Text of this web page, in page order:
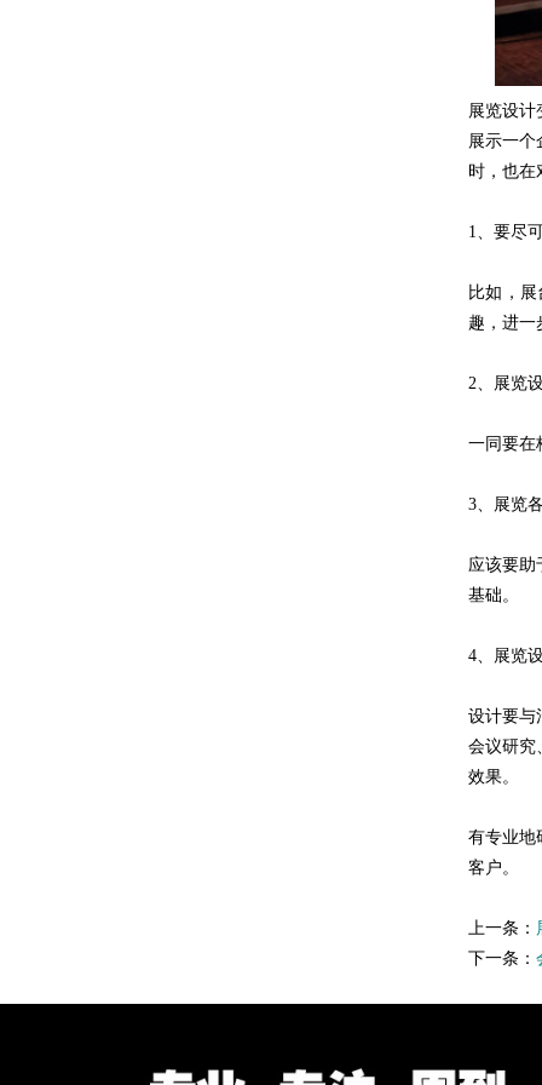
展览设
展示一
时，也
1、要尽
比如，
趣，进一
2、展览
一同要在
3、展览
应该要助
基础。
4、展览
设计要与
会议研究
效果。
有专业地
客户。
上一条：
下一条：